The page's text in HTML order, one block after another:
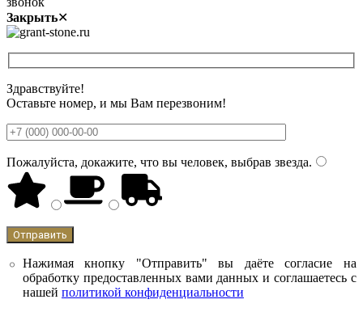
Закрыть✕
Здравствуйте!
Оставьте номер, и мы Вам перезвоним!
Пожалуйста, докажите, что вы человек, выбрав звезда.
Нажимая кнопку "Отправить" вы даёте согласие на
обработку предоставленных вами данных и соглашаетесь с
нашей политикой конфиденциальности